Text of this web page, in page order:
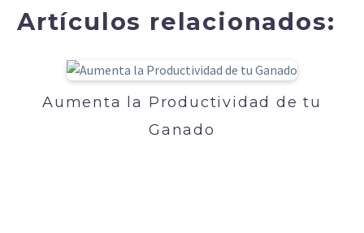
Artículos relacionados:
Aumenta la Productividad de tu
Ganado